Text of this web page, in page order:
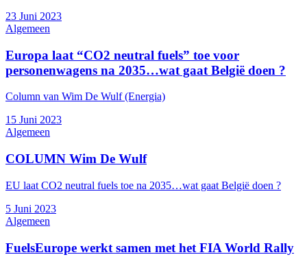
23 Juni 2023
Algemeen
Europa laat “CO2 neutral fuels” toe voor
personenwagens na 2035…wat gaat België doen ?
Column van Wim De Wulf (Energia)
15 Juni 2023
Algemeen
COLUMN Wim De Wulf
EU laat CO2 neutral fuels toe na 2035…wat gaat België doen ?
5 Juni 2023
Algemeen
FuelsEurope werkt samen met het FIA World Rally